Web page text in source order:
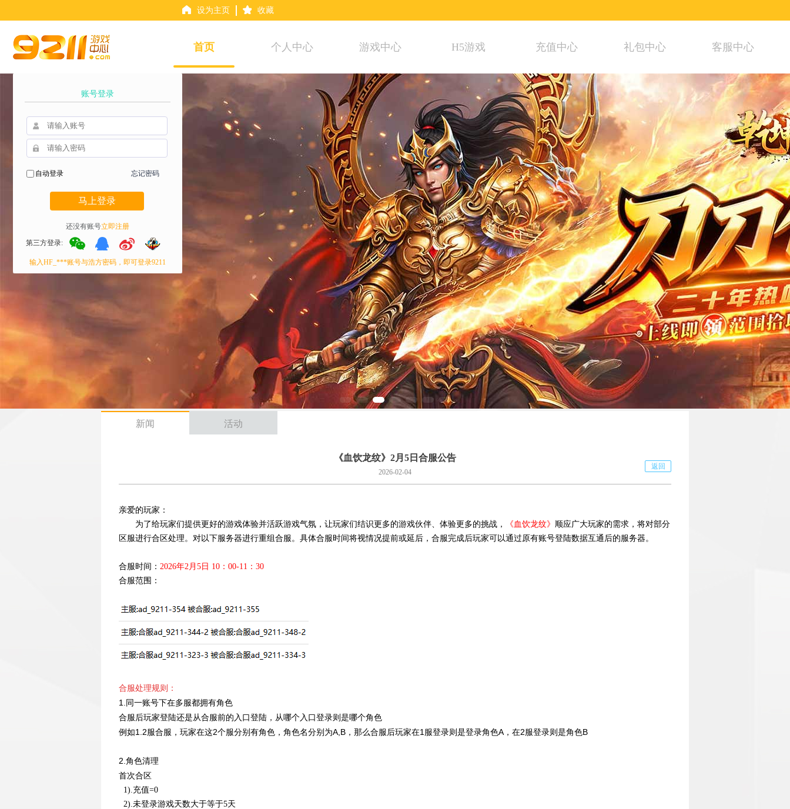
设为主页 收藏
首页 个人中心 游戏中心 H5游戏 充值中心 礼包中心 客服中心
新闻 活动
《血饮龙纹》2月5日合服公告
2026-02-04
返回
亲爱的玩家：
为了给玩家们提供更好的游戏体验并活跃游戏气氛，让玩家们结识更多的游戏伙伴、体验更多的挑战，
《血饮龙纹》 顺应广大玩家的需求，将对部分
区服进行合区处理。对以下服务器进行重组合服。具体合服时间将视情况提前或延后，合服完成后玩家可以通过原有账号登陆数据互通后的服务器。
合服时间： 2026年2月5日 10：00-11：30
合服范围 ：
合服处理规则：
1.同一账号下在多服都拥有角色
合服后玩家登陆还是从合服前的入口登陆，从哪个入口登录则是哪个角色
例如1.2服合服，玩家在这2个服分别有角色，角色名分别为A,B，那么合服后玩家在1服登录则是登录角色A，在2服登录则是角色B
2.角色清理
首次合区
1).充值=0
2).未登录游戏天数大于等于5天